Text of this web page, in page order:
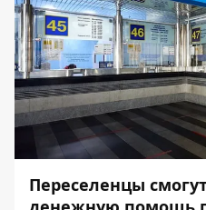
Переселенцы